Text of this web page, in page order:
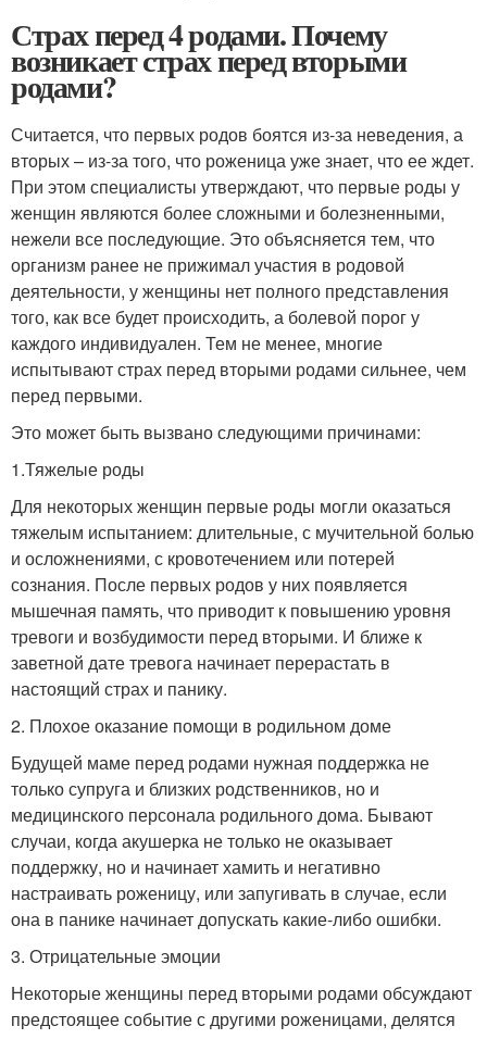
Страх перед 4 родами. Почему
возникает страх перед вторыми
родами?
Считается, что первых родов боятся из-за неведения, а
вторых – из-за того, что роженица уже знает, что ее ждет.
При этом специалисты утверждают, что первые роды у
женщин являются более сложными и болезненными,
нежели все последующие. Это объясняется тем, что
организм ранее не прижимал участия в родовой
деятельности, у женщины нет полного представления
того, как все будет происходить, а болевой порог у
каждого индивидуален. Тем не менее, многие
испытывают страх перед вторыми родами сильнее, чем
перед первыми.
Это может быть вызвано следующими причинами:
1.Тяжелые роды
Для некоторых женщин первые роды могли оказаться
тяжелым испытанием: длительные, с мучительной болью
и осложнениями, с кровотечением или потерей
сознания. После первых родов у них появляется
мышечная память, что приводит к повышению уровня
тревоги и возбудимости перед вторыми. И ближе к
заветной дате тревога начинает перерастать в
настоящий страх и панику.
2. Плохое оказание помощи в родильном доме
Будущей маме перед родами нужная поддержка не
только супруга и близких родственников, но и
медицинского персонала родильного дома. Бывают
случаи, когда акушерка не только не оказывает
поддержку, но и начинает хамить и негативно
настраивать роженицу, или запугивать в случае, если
она в панике начинает допускать какие-либо ошибки.
3. Отрицательные эмоции
Некоторые женщины перед вторыми родами обсуждают
предстоящее событие с другими роженицами, делятся